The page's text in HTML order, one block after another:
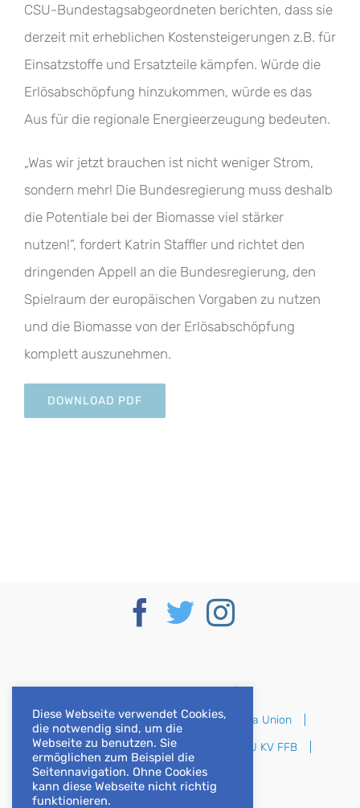
CSU-Bundestagsabgeordneten berichten, dass sie
derzeit mit erheblichen Kostensteigerungen z.B. für
Einsatzstoffe und Ersatzteile kämpfen. Würde die
Erlösabschöpfung hinzukommen, würde es das
Aus für die regionale Energieerzeugung bedeuten.
„Was wir jetzt brauchen ist nicht weniger Strom,
sondern mehr! Die Bundesregierung muss deshalb
die Potentiale bei der Biomasse viel stärker
nutzen!“, fordert Katrin Staffler und richtet den
dringenden Appell an die Bundesregierung, den
Spielraum der europäischen Vorgaben zu nutzen
und die Biomasse von der Erlösabschöpfung
komplett auszunehmen.
DOWNLOAD PDF
CSU im Deutschen Bundestag
Europa Union
CSU Bayern
CSU Oberbayern
CSU KV FFB
CSU KV DAH
Diese Webseite verwendet Cookies,
die notwendig sind, um die
Webseite zu benutzen. Sie
ermöglichen zum Beispiel die
Seitennavigation. Ohne Cookies
kann diese Webseite nicht richtig
funktionieren.